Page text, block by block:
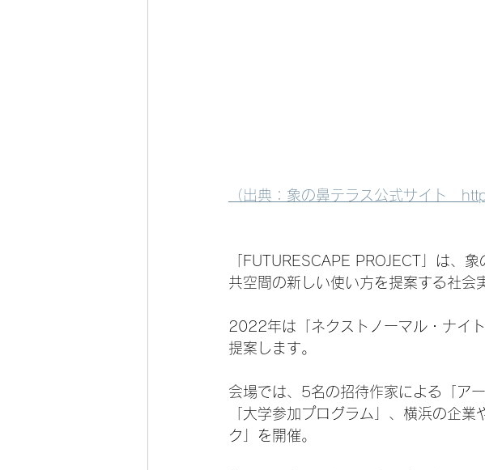
（出典：象の鼻テラス公式サイト　
「FUTURESCAPE PROJECT」は、
共空間の新しい使い方を提案する社会
2022年は「ネクストノーマル・ナイ
提案します。
会場では、5名の招待作家による「ア
「大学参加プログラム」、横浜の企
ク」を開催。